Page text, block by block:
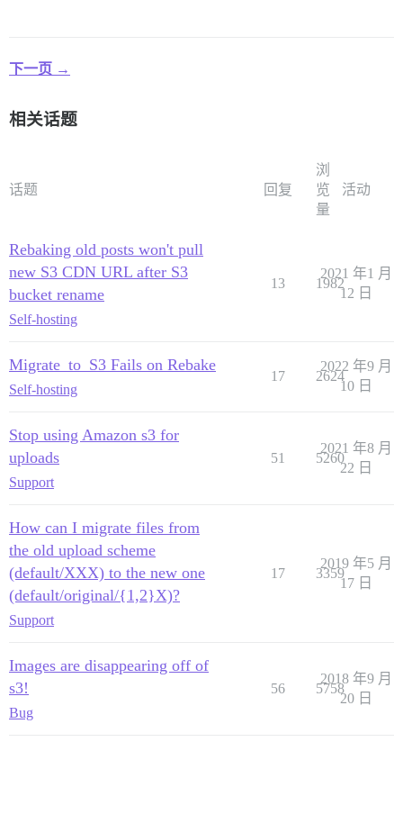
下一页 →
相关话题
话题 回复
浏
览
量
活动
Rebaking old posts won't pull
new S3 CDN URL after S3
bucket rename
Self-hosting
13 1982
2021 年1 月
12 日
Migrate_to_S3 Fails on Rebake
Self-hosting
17 2624
2022 年9 月
10 日
Stop using Amazon s3 for
uploads
Support
51 5260
2021 年8 月
22 日
How can I migrate files from
the old upload scheme
(default/XXX) to the new one
(default/original/{1,2}X)?
Support
17 3359
2019 年5 月
17 日
Images are disappearing off of
s3!
Bug
56 5758
2018 年9 月
20 日